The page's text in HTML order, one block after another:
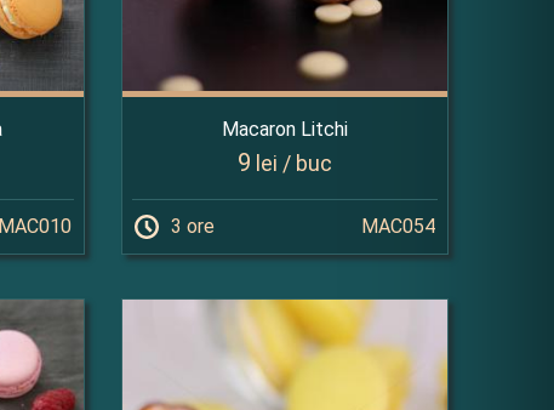
MAC010
Macaron Litchi
9 lei / buc
3 ore MAC054